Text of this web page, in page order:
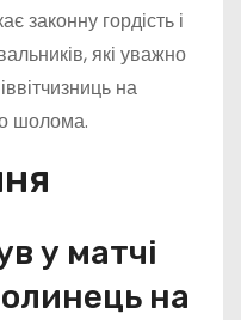
законну гордість і
які уважно
на
шолома.
у матчі
на